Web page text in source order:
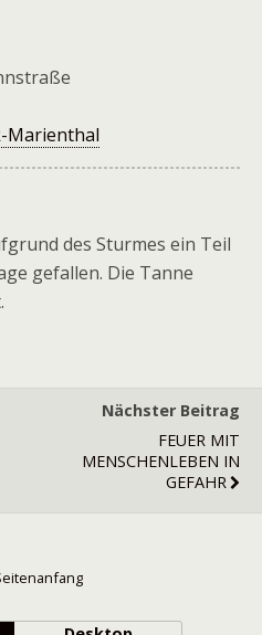
Marienthal
des Sturmes ein Teil
gefallen. Die Tanne
Nächster Beitrag
FEUER MIT
MENSCHENLEBEN IN
GEFAHR